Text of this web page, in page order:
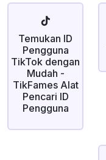
Temukan ID
Pengguna
TikTok dengan
Mudah -
TikFames Alat
Pencari ID
Pengguna